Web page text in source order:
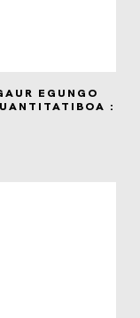
EGUNGO
: